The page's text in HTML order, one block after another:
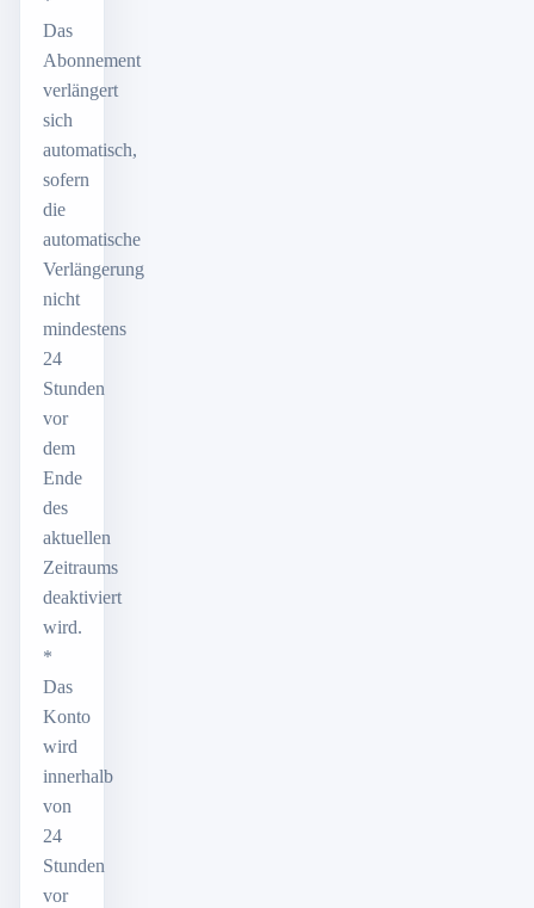
Das
Abonnement
verlängert
sich
automatisch,
sofern
die
automatische
Verlängerung
nicht
mindestens
24
Stunden
vor
dem
Ende
des
aktuellen
Zeitraums
deaktiviert
wird.
*
Das
Konto
wird
innerhalb
von
24
Stunden
vor